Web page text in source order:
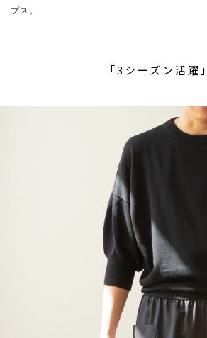
プス。
「3シーズン活躍」